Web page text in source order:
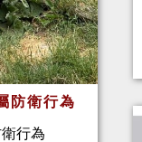
防衛行為
行為